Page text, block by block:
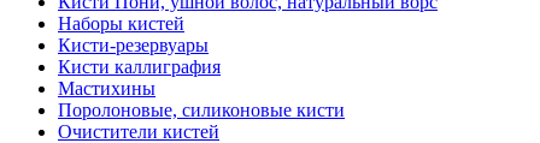
Наборы кистей
Кисти-резервуары
Кисти каллиграфия
Мастихины
Поролоновые, силиконовые кисти
Очистители кистей